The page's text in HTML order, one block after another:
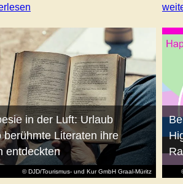
© DJD/Tourismus- und Kur GmbH Graal-Müritz
in der Luft: Urlaub
berühmte Literaten ihre
entdeckten